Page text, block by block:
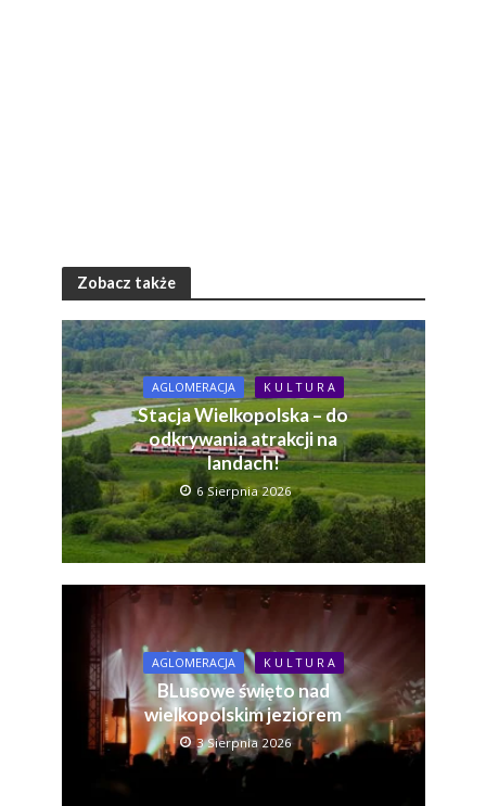
Zobacz także
AGLOMERACJA K U L T U R A
Stacja Wielkopolska – do
odkrywania atrakcji na
landach!
6 Sierpnia 2026
AGLOMERACJA K U L T U R A
BLusowe święto nad
wielkopolskim jeziorem
3 Sierpnia 2026